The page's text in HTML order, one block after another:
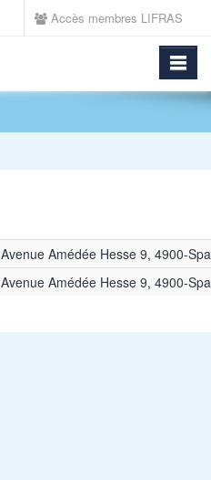
Accès membres LIFRAS
Avenue Amédée Hesse 9, 4900-Spa
Avenue Amédée Hesse 9, 4900-Spa